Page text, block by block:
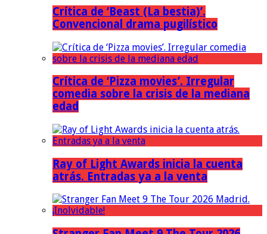
Crítica de ‘Beast (La bestia)’.
Convencional drama pugilístico
Crítica de ‘Pizza movies’. Irregular
comedia sobre la crisis de la mediana
edad
Ray of Light Awards inicia la cuenta
atrás. Entradas ya a la venta